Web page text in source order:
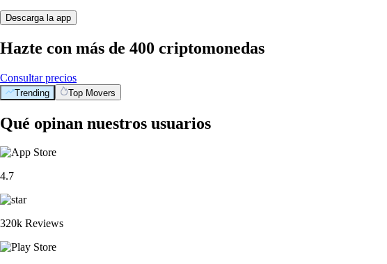
Descarga la app
Hazte con más de 400 criptomonedas
Consultar precios
Trending Top Movers
Qué opinan nuestros usuarios
4.7
320k Reviews